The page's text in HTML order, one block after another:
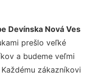
Devínska Nová Ves
prešlo veľké
a budeme veľmi
zákazníkovi